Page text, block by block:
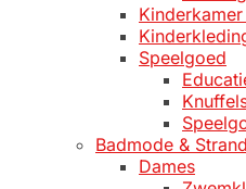
Speelgoed
Badmode & Strand
Dames